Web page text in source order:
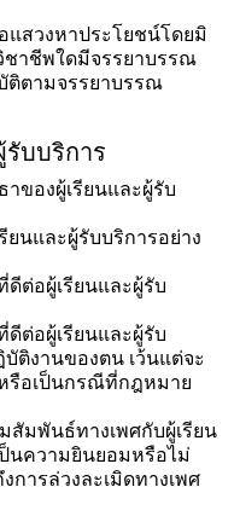
แสวงหาประโยชน์โดยมิ
าชีพใดมีจรรยาบรรณ
ติตามจรรยาบรรณ
บบริการ
ของผู้เรียนและผู้รับ
นและผู้รับบริการอย่าง
ต่อผู้เรียนและผู้รับ
ต่อผู้เรียนและผู้รับ
ติงานของตน เว้นแต่จะ
รือเป็นกรณีที่กฎหมาย
สัมพันธ์ทางเพศกับผู้เรียน
นความยินยอมหรือไม่
ารล่วงละเมิดทางเพศ